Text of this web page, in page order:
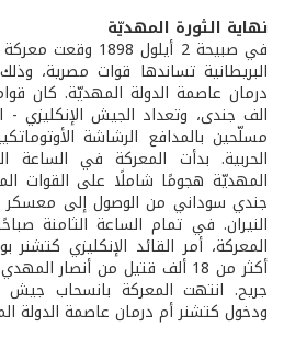
نهاية الثورة المهديّة
في صبيحة 2 أيلول
البريطانية تساندها قوات مصرية،
مسلّحين بالمدافع الرشاشة
الحربية. بدأت المعركة في
المهديّة هجومًا شاملًا على القوات
جندي سوداني من الوصول إلى معسكر
النيران. في تمام الساعة الثامنة
المعركة، أمر القائد الإنكليزي
جريح. انتهت المعركة بانسحاب
ودخول كتشنر أم درمان عاصمة الدولة